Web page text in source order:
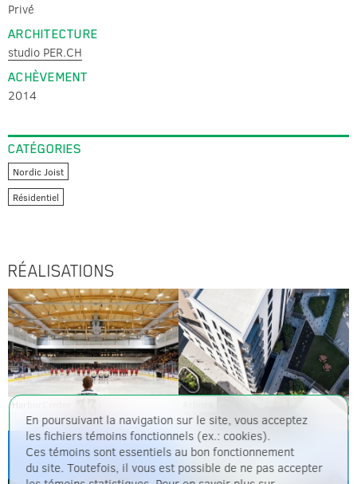
Privé
ARCHITECTURE
studio PER.CH
ACHÈVEMENT
2014
CATÉGORIES
Nordic Joist
Résidentiel
RÉALISATIONS
En poursuivant la navigation sur le site, vous acceptez
les fichiers témoins fonctionnels (ex.: cookies).
Ces témoins sont essentiels au bon fonctionnement
du site. Toutefois, il vous est possible de ne pas accepter